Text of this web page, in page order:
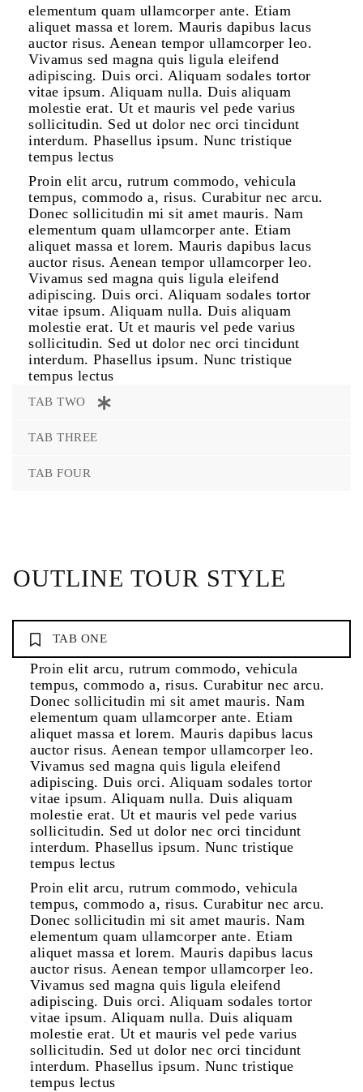
elementum quam ullamcorper ante. Etiam
aliquet massa et lorem. Mauris dapibus lacus
auctor risus. Aenean tempor ullamcorper leo.
Vivamus sed magna quis ligula eleifend
adipiscing. Duis orci. Aliquam sodales tortor
vitae ipsum. Aliquam nulla. Duis aliquam
molestie erat. Ut et mauris vel pede varius
sollicitudin. Sed ut dolor nec orci tincidunt
interdum. Phasellus ipsum. Nunc tristique
tempus lectus
Proin elit arcu, rutrum commodo, vehicula
tempus, commodo a, risus. Curabitur nec arcu.
Donec sollicitudin mi sit amet mauris. Nam
elementum quam ullamcorper ante. Etiam
aliquet massa et lorem. Mauris dapibus lacus
auctor risus. Aenean tempor ullamcorper leo.
Vivamus sed magna quis ligula eleifend
adipiscing. Duis orci. Aliquam sodales tortor
vitae ipsum. Aliquam nulla. Duis aliquam
molestie erat. Ut et mauris vel pede varius
sollicitudin. Sed ut dolor nec orci tincidunt
interdum. Phasellus ipsum. Nunc tristique
tempus lectus
TAB TWO
TAB THREE
TAB FOUR
OUTLINE TOUR STYLE
TAB ONE
Proin elit arcu, rutrum commodo, vehicula
tempus, commodo a, risus. Curabitur nec arcu.
Donec sollicitudin mi sit amet mauris. Nam
elementum quam ullamcorper ante. Etiam
aliquet massa et lorem. Mauris dapibus lacus
auctor risus. Aenean tempor ullamcorper leo.
Vivamus sed magna quis ligula eleifend
adipiscing. Duis orci. Aliquam sodales tortor
vitae ipsum. Aliquam nulla. Duis aliquam
molestie erat. Ut et mauris vel pede varius
sollicitudin. Sed ut dolor nec orci tincidunt
interdum. Phasellus ipsum. Nunc tristique
tempus lectus
Proin elit arcu, rutrum commodo, vehicula
tempus, commodo a, risus. Curabitur nec arcu.
Donec sollicitudin mi sit amet mauris. Nam
elementum quam ullamcorper ante. Etiam
aliquet massa et lorem. Mauris dapibus lacus
auctor risus. Aenean tempor ullamcorper leo.
Vivamus sed magna quis ligula eleifend
adipiscing. Duis orci. Aliquam sodales tortor
vitae ipsum. Aliquam nulla. Duis aliquam
molestie erat. Ut et mauris vel pede varius
sollicitudin. Sed ut dolor nec orci tincidunt
interdum. Phasellus ipsum. Nunc tristique
tempus lectus